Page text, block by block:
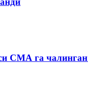
СМА га